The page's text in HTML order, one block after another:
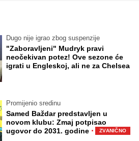
Dugo nije igrao zbog suspenzije
"Zaboravljeni" Mudryk pravi
neočekivan potez! Ove sezone će
igrati u Engleskoj, ali ne za Chelsea
Promijenio sredinu
Samed Baždar predstavljen u
novom klubu: Zmaj potpisao
ugovor do 2031. godine · ZVANIČNO